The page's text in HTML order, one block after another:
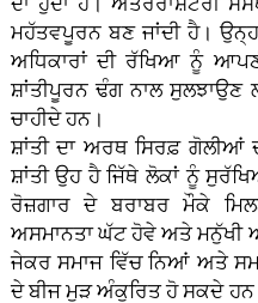
ਦਾ ਹੁੰਦਾ ਹੈ। ਅੰਤਰਰਾਸ਼ਟਰੀ
ਮਹੱਤਵਪੂਰਨ ਬਣ ਜਾਂਦੀ ਹੈ।
ਅਧਿਕਾਰਾਂ ਦੀ ਰੱਖਿਆ ਨੂੰ
ਸ਼ਾਂਤੀਪੂਰਨ ਢੰਗ ਨਾਲ
ਚਾਹੀਦੇ ਹਨ।
ਸ਼ਾਂਤੀ ਦਾ ਅਰਥ ਸਿਰਫ਼ ਗੋਲੀਆਂ
ਸ਼ਾਂਤੀ ਉਹ ਹੈ ਜਿੱਥੇ ਲੋਕਾਂ ਨੂੰ
ਰੋਜ਼ਗਾਰ ਦੇ ਬਰਾਬਰ ਮੌਕੇ
ਅਸਮਾਨਤਾ ਘੱਟ ਹੋਵੇ ਅਤੇ ਮਨੁੱਖੀ
ਜੇਕਰ ਸਮਾਜ ਵਿੱਚ ਨਿਆਂ ਅਤੇ
ਦੇ ਬੀਜ ਮੁੜ ਅੰਕੁਰਿਤ ਹੋ ਸਕਦੇ